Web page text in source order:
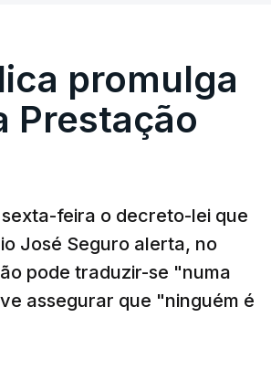
promulga
Prestação
feira o decreto-lei que
José Seguro alerta, no
pode traduzir-se "numa
assegurar que "ninguém é